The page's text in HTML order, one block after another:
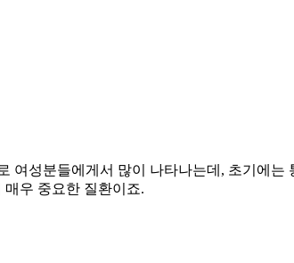
여성분들에게서 많이 나타나는데, 초기에는
우 중요한 질환이죠.